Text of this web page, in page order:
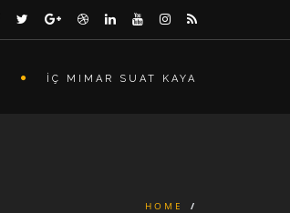
İÇ MIMAR SUAT KAYA
HOME /